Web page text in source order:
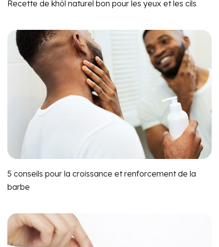
Recette de khôl naturel bon pour les yeux et les cils
5 conseils pour la croissance et renforcement de la
barbe